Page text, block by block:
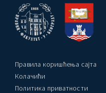
Правила коришћења сајта
Колачићи
Политика приватности